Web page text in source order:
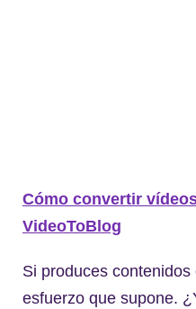
Cómo convertir
VideoToBlog
Si produces contenidos
esfuerzo que supone.